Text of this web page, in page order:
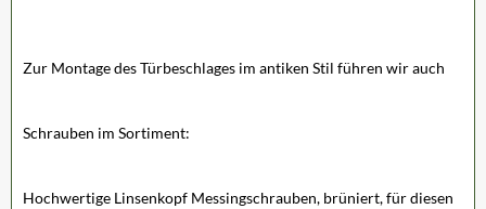
Zur Montage des Türbeschlages im antiken Stil führen wir auch
Schrauben im Sortiment:
Hochwertige Linsenkopf Messingschrauben, brüniert, für diesen